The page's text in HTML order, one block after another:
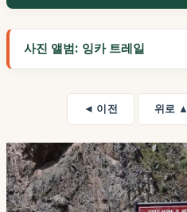
사진 앨범: 잉카 트레일
◄ 이전 위로 ▲